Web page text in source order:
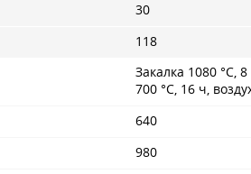
30
118
Закалка 1080 °C,
700 °C, 16 ч,
640
980